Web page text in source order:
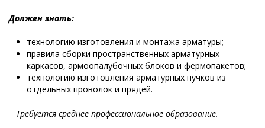
Должен знать:
технологию изготовления и монтажа арматуры;
правила сборки пространственных арматурных
каркасов, армоопалубочных блоков и фермопакетов;
технологию изготовления арматурных пучков из
отдельных проволок и прядей.
Требуется среднее профессиональное образование.